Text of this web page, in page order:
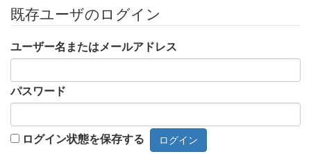
既存ユーザのログイン
ユーザー名またはメールアドレス
パスワード
ログイン状態を保存する